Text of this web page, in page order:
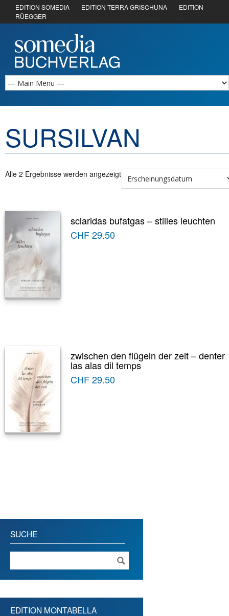
EDITION SOMEDIA EDITION TERRA GRISCHUNA
EDITION
RÜEGGER
SURSILVAN
Alle 2 Ergebnisse werden angezeigt
sclaridas bufatgas – stilles leuchten
CHF29.50
zwischen den flügeln der zeit – denter
las alas dil temps
CHF29.50
SUCHE
EDITION MONTABELLA